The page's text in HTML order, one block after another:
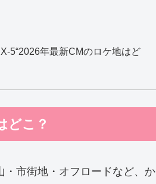
5“2026年最新CMのロケ地はど
どこ？
市街地・オフロードなど、か